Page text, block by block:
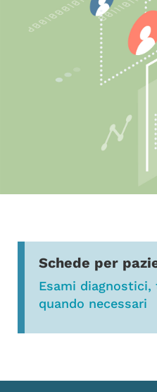
Schede per
Esami
quando necessari